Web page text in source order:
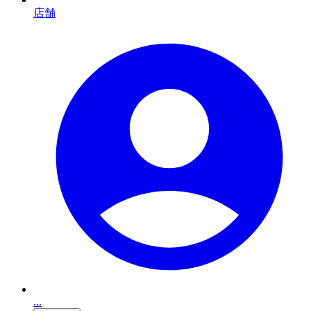
店舗
...